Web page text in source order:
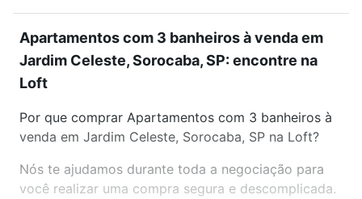
Apartamentos com 3 banheiros à venda em
Jardim Celeste, Sorocaba, SP: encontre na
Loft
Por que comprar Apartamentos com 3 banheiros à
venda em Jardim Celeste, Sorocaba, SP na Loft?
Nós te ajudamos durante toda a negociação para
você realizar uma compra segura e descomplicada.